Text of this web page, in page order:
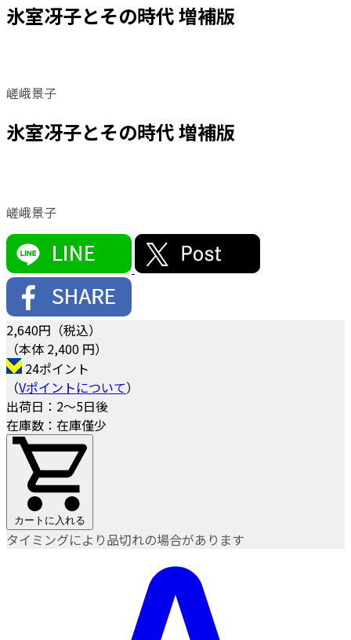
氷室冴子とその時代 増補版
嵯峨景子
氷室冴子とその時代 増補版
嵯峨景子
2,640円（税込）
（本体 2,400 円）
24ポイント
（Vポイントについて）
出荷日：2～5日後
在庫数：在庫僅少
カートに入れる
タイミングにより品切れの場合があります